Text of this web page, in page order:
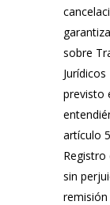
sobre
previsto
artículo
Registro
sin